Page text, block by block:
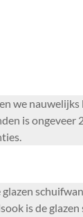
we
is ongeveer
is de glazen